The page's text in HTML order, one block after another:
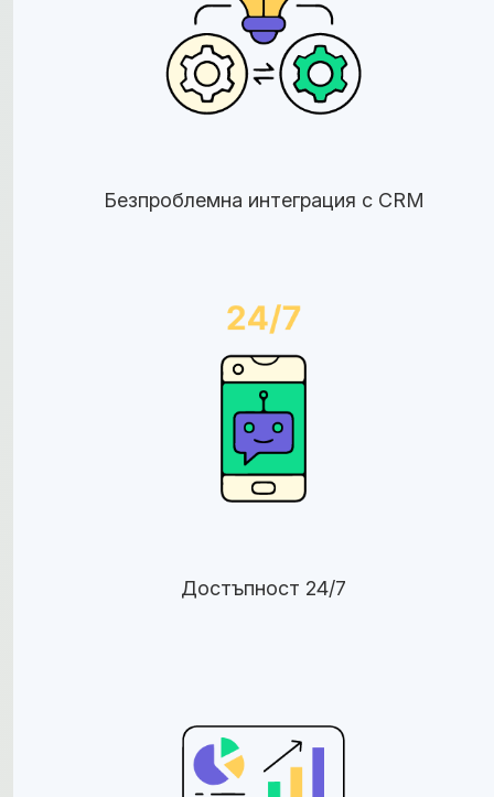
Безпроблемна интеграция с CRM
Достъпност 24/7